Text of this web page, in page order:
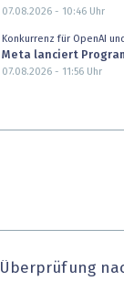
07.08.2026 - 10:46Uhr
Konkurrenz für OpenAI
Meta lanciert
07.08.2026 - 11:56Uhr
Überprüfung